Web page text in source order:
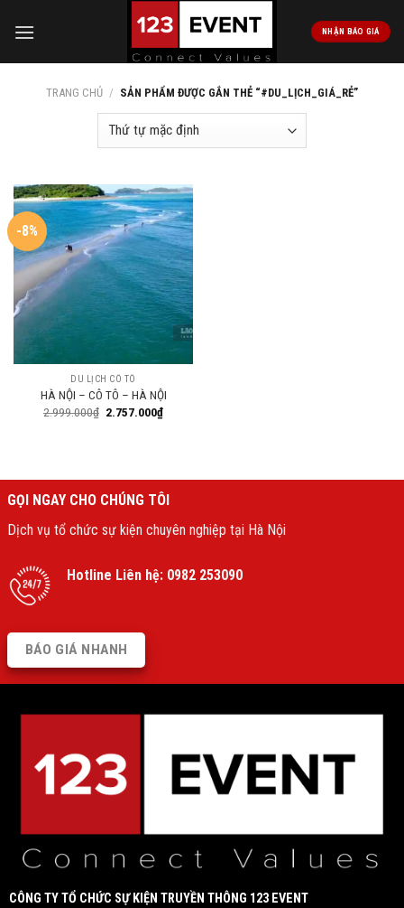
NHẬN BÁO GIÁ
TRANG CHỦ / SẢN PHẨM ĐƯỢC GẮN THẺ “#DU_LỊCH_GIÁ_RẺ”
-8%
DU LỊCH CÔ TÔ
HÀ NỘI – CÔ TÔ – HÀ NỘI
2.999.000₫ 2.757.000₫
GỌI NGAY CHO CHÚNG TÔI
Dịch vụ tổ chức sự kiện chuyên nghiệp tại Hà Nội
Hotline Liên hệ: 0982 253090
BÁO GIÁ NHANH
CÔNG TY TỔ CHỨC SỰ KIỆN TRUYỀN THÔNG 123 EVENT